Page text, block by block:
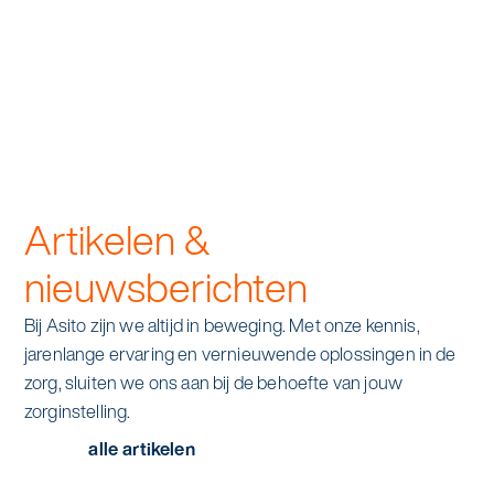
Artikelen &
nieuwsberichten
Bij Asito zijn we altijd in beweging. Met onze kennis,
jarenlange ervaring en vernieuwende oplossingen in de
zorg, sluiten we ons aan bij de behoefte van jouw
zorginstelling.
alle artikelen